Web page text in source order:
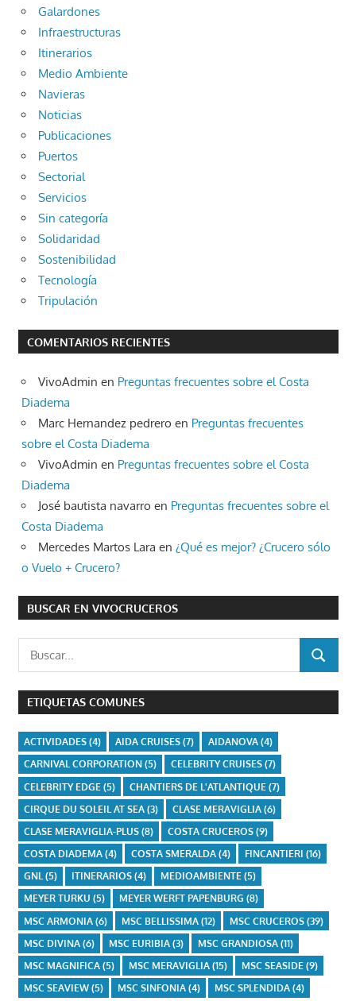
Galardones
Infraestructuras
Itinerarios
Medio Ambiente
Navieras
Noticias
Publicaciones
Puertos
Sectorial
Servicios
Sin categoría
Solidaridad
Sostenibilidad
Tecnología
Tripulación
COMENTARIOS RECIENTES
VivoAdmin en Preguntas frecuentes sobre el Costa
Diadema
Marc Hernandez pedrero en Preguntas frecuentes
sobre el Costa Diadema
VivoAdmin en Preguntas frecuentes sobre el Costa
Diadema
José bautista navarro en Preguntas frecuentes sobre el
Costa Diadema
Mercedes Martos Lara en ¿Qué es mejor? ¿Crucero sólo
o Vuelo + Crucero?
BUSCAR EN VIVOCRUCEROS
Buscar:
BUSCAR
ETIQUETAS COMUNES
ACTIVIDADES(4) AIDA CRUISES(7) AIDANOVA(4)
CARNIVAL CORPORATION(5) CELEBRITY CRUISES(7)
CELEBRITY EDGE (5) CHANTIERS DE L'ATLANTIQUE (7)
CIRQUE DU SOLEIL AT SEA(3) CLASE MERAVIGLIA(6)
CLASE MERAVIGLIA-PLUS(8) COSTA CRUCEROS(9)
COSTA DIADEMA(4) COSTA SMERALDA(4) FINCANTIERI (16)
GNL(5) ITINERARIOS(4) MEDIOAMBIENTE(5)
MEYER TURKU (5) MEYER WERFT PAPENBURG (8)
MSC ARMONIA(6) MSC BELLISSIMA(12) MSC CRUCEROS(39)
MSC DIVINA(6) MSC EURIBIA(3) MSC GRANDIOSA(11)
MSC MAGNIFICA(5) MSC MERAVIGLIA(15) MSC SEASIDE(9)
MSC SEAVIEW(5) MSC SINFONIA(4) MSC SPLENDIDA(4)